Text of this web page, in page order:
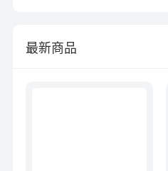
最新商品